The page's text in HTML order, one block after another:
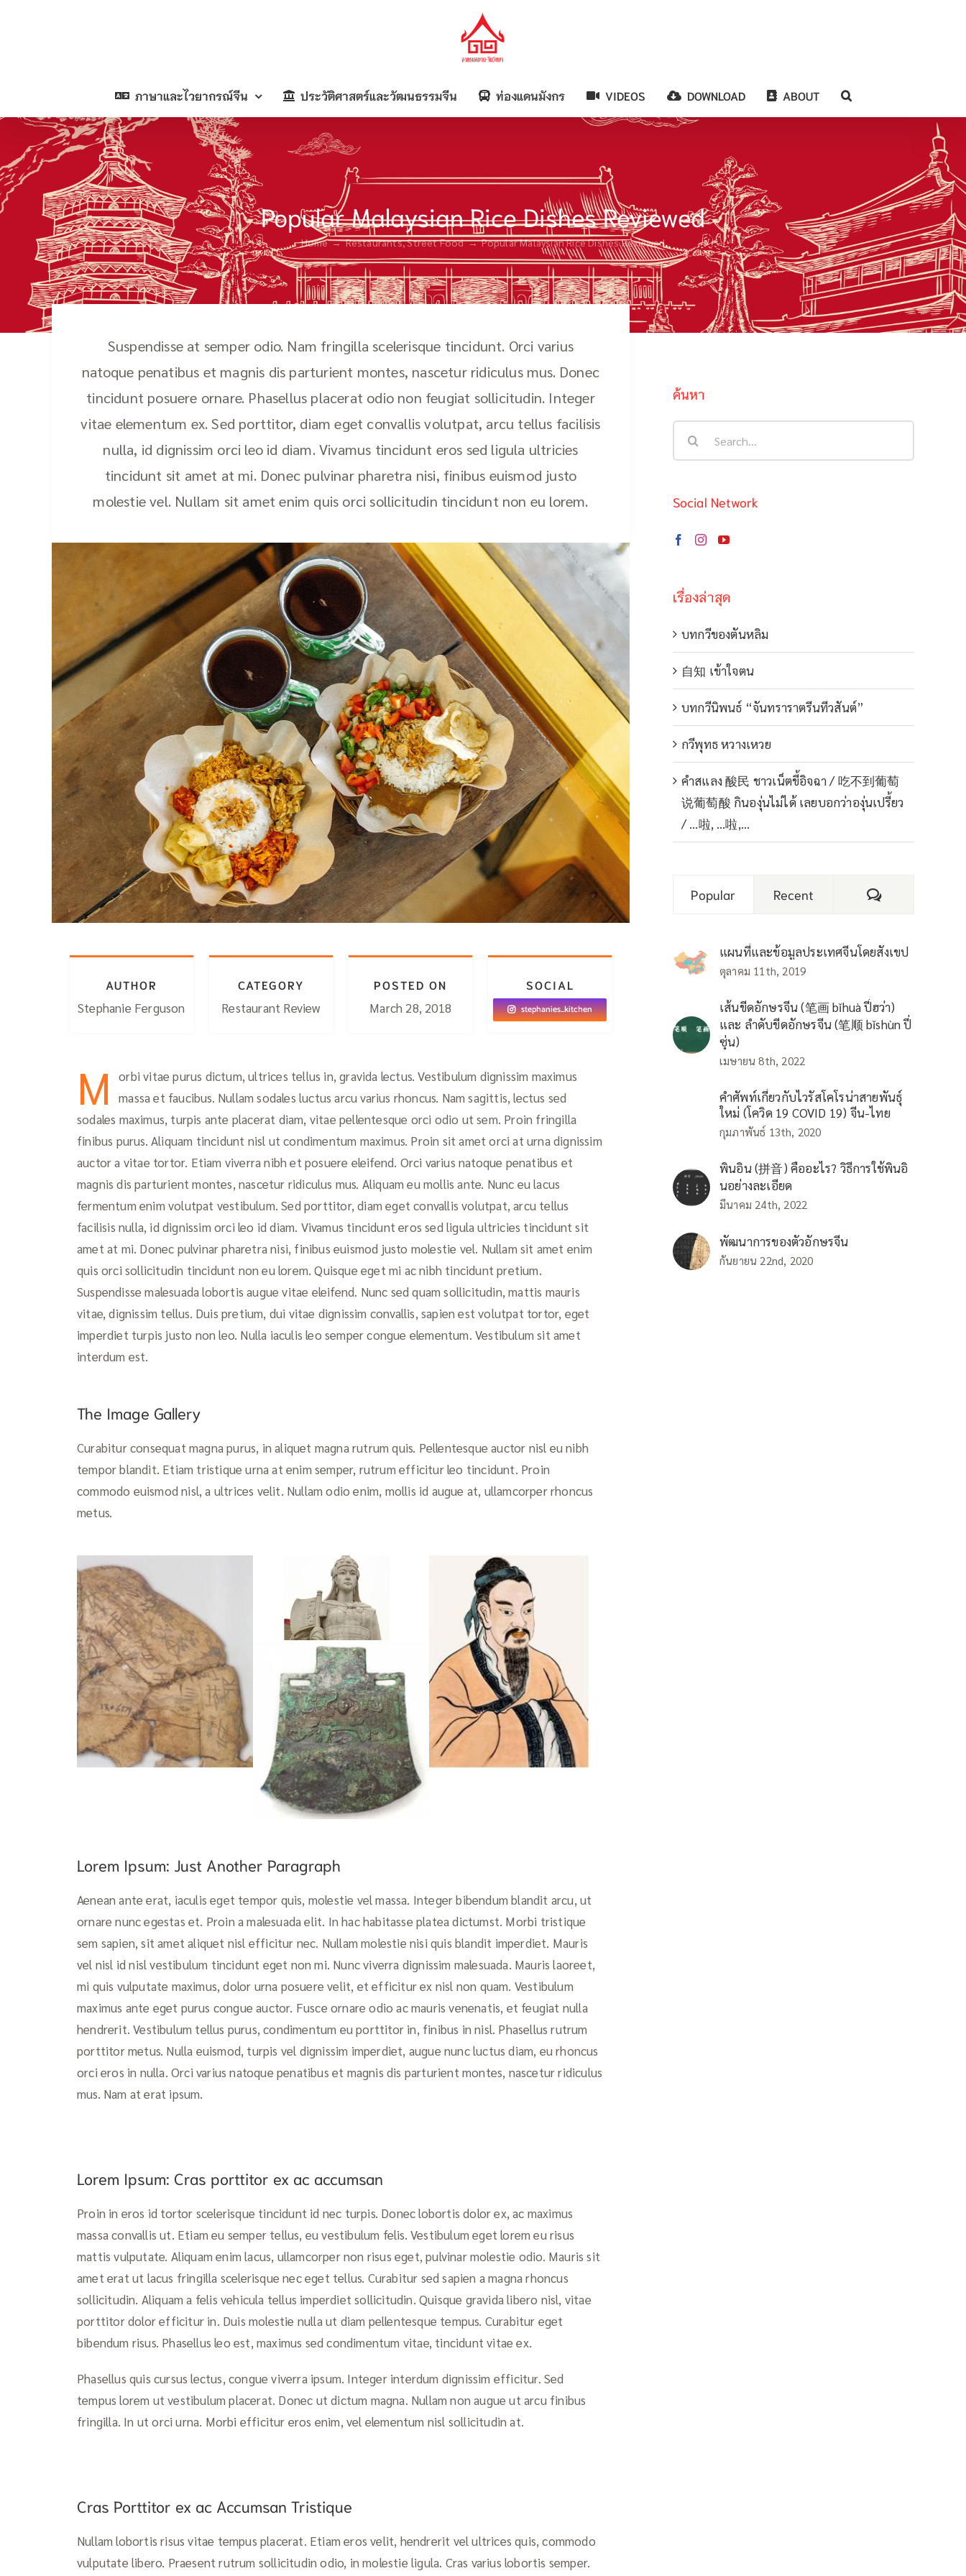
ภาษาและไวยากรณ์จีน ประวัติศาสตร์และวัฒนธรรมจีน ท่องแดนมังกร VIDEOS DOWNLOAD ABOUT
Popular Malaysian Rice Dishes Reviewed
Home Restaurants Street Food Popular Malaysian Rice Dishes Reviewed
Suspendisse at semper odio. Nam fringilla scelerisque tincidunt. Orci varius
natoque penatibus et magnis dis parturient montes, nascetur ridiculus mus. Donec
tincidunt posuere ornare. Phasellus placerat odio non feugiat sollicitudin. Integer
vitae elementum ex. Sed porttitor, diam eget convallis volutpat, arcu tellus facilisis
nulla, id dignissim orci leo id diam. Vivamus tincidunt eros sed ligula ultricies
tincidunt sit amet at mi. Donec pulvinar pharetra nisi, finibus euismod justo
molestie vel. Nullam sit amet enim quis orci sollicitudin tincidunt non eu lorem.
AUTHOR
Stephanie Ferguson
CATEGORY
Restaurant Review
POSTED ON
March 28, 2018
SOCIAL
stephanies_kitchen
M
orbi vitae purus dictum, ultrices tellus in, gravida lectus. Vestibulum dignissim maximus
massa et faucibus. Nullam sodales luctus arcu varius rhoncus. Nam sagittis, lectus sed
sodales maximus, turpis ante placerat diam, vitae pellentesque orci odio ut sem. Proin fringilla
finibus purus. Aliquam tincidunt nisl ut condimentum maximus. Proin sit amet orci at urna dignissim
auctor a vitae tortor. Etiam viverra nibh et posuere eleifend. Orci varius natoque penatibus et
magnis dis parturient montes, nascetur ridiculus mus. Aliquam eu mollis ante. Nunc eu lacus
fermentum enim volutpat vestibulum. Sed porttitor, diam eget convallis volutpat, arcu tellus
facilisis nulla, id dignissim orci leo id diam. Vivamus tincidunt eros sed ligula ultricies tincidunt sit
amet at mi. Donec pulvinar pharetra nisi, finibus euismod justo molestie vel. Nullam sit amet enim
quis orci sollicitudin tincidunt non eu lorem. Quisque eget mi ac nibh tincidunt pretium.
Suspendisse malesuada lobortis augue vitae eleifend. Nunc sed quam sollicitudin, mattis mauris
vitae, dignissim tellus. Duis pretium, dui vitae dignissim convallis, sapien est volutpat tortor, eget
imperdiet turpis justo non leo. Nulla iaculis leo semper congue elementum. Vestibulum sit amet
interdum est.
The Image Gallery
Curabitur consequat magna purus, in aliquet magna rutrum quis. Pellentesque auctor nisl eu nibh
tempor blandit. Etiam tristique urna at enim semper, rutrum efficitur leo tincidunt. Proin
commodo euismod nisl, a ultrices velit. Nullam odio enim, mollis id augue at, ullamcorper rhoncus
metus.
Lorem Ipsum: Just Another Paragraph
Aenean ante erat, iaculis eget tempor quis, molestie vel massa. Integer bibendum blandit arcu, ut
ornare nunc egestas et. Proin a malesuada elit. In hac habitasse platea dictumst. Morbi tristique
sem sapien, sit amet aliquet nisl efficitur nec. Nullam molestie nisi quis blandit imperdiet. Mauris
vel nisl id nisl vestibulum tincidunt eget non mi. Nunc viverra dignissim malesuada. Mauris laoreet,
mi quis vulputate maximus, dolor urna posuere velit, et efficitur ex nisl non quam. Vestibulum
maximus ante eget purus congue auctor. Fusce ornare odio ac mauris venenatis, et feugiat nulla
hendrerit. Vestibulum tellus purus, condimentum eu porttitor in, finibus in nisl. Phasellus rutrum
porttitor metus. Nulla euismod, turpis vel dignissim imperdiet, augue nunc luctus diam, eu rhoncus
orci eros in nulla. Orci varius natoque penatibus et magnis dis parturient montes, nascetur ridiculus
mus. Nam at erat ipsum.
Lorem Ipsum: Cras porttitor ex ac accumsan
Proin in eros id tortor scelerisque tincidunt id nec turpis. Donec lobortis dolor ex, ac maximus
massa convallis ut. Etiam eu semper tellus, eu vestibulum felis. Vestibulum eget lorem eu risus
mattis vulputate. Aliquam enim lacus, ullamcorper non risus eget, pulvinar molestie odio. Mauris sit
amet erat ut lacus fringilla scelerisque nec eget tellus. Curabitur sed sapien a magna rhoncus
sollicitudin. Aliquam a felis vehicula tellus imperdiet sollicitudin. Quisque gravida libero nisl, vitae
porttitor dolor efficitur in. Duis molestie nulla ut diam pellentesque tempus. Curabitur eget
bibendum risus. Phasellus leo est, maximus sed condimentum vitae, tincidunt vitae ex.
Phasellus quis cursus lectus, congue viverra ipsum. Integer interdum dignissim efficitur. Sed
tempus lorem ut vestibulum placerat. Donec ut dictum magna. Nullam non augue ut arcu finibus
fringilla. In ut orci urna. Morbi efficitur eros enim, vel elementum nisl sollicitudin at.
Cras Porttitor ex ac Accumsan Tristique
Nullam lobortis risus vitae tempus placerat. Etiam eros velit, hendrerit vel ultrices quis, commodo
vulputate libero. Praesent rutrum sollicitudin odio, in molestie ligula. Cras varius lobortis semper.
ค้นหา
Social Network
เรื่องล่าสุด
บทกวีของตันหลิม
自知 เข้าใจตน
บทกวีนิพนธ์ “จันทราราตรีนทีวสันต์”
กวีพุทธ หวางเหวย
คำสแลง 酸民 ชาวเน็ตขี้อิจฉา / 吃不到葡萄
说葡萄酸 กินองุ่นไม่ได้ เลยบอกว่าองุ่นเปรี้ยว
/ …啦, …啦,…
Popular Recent Comments
แผนที่และข้อมูลประเทศจีนโดยสังเขป
ตุลาคม 11th, 2019
เส้นขีดอักษรจีน (笔画 bǐhuà ปี่ฮว่า)
และ ลำดับขีดอักษรจีน (笔顺 bǐshùn ปี่
ซุ่น)
เมษายน 8th, 2022
คำศัพท์เกี่ยวกับไวรัสโคโรน่าสายพันธุ์
ใหม่ (โควิด 19 COVID 19) จีน-ไทย
กุมภาพันธ์ 13th, 2020
พินอิน (拼音) คืออะไร? วิธีการใช้พินอิ
นอย่างละเอียด
มีนาคม 24th, 2022
พัฒนาการของตัวอักษรจีน
กันยายน 22nd, 2020